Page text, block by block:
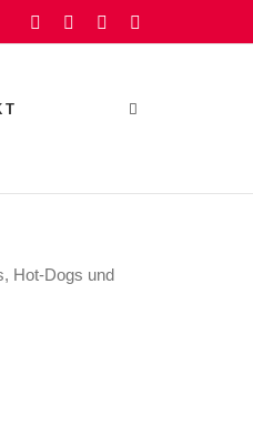
FacebookInstagramYouTube
Hot-Dogs und